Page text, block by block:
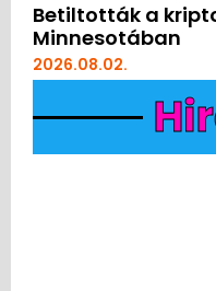
Betiltották a
Minnesotában
2026.08.02.